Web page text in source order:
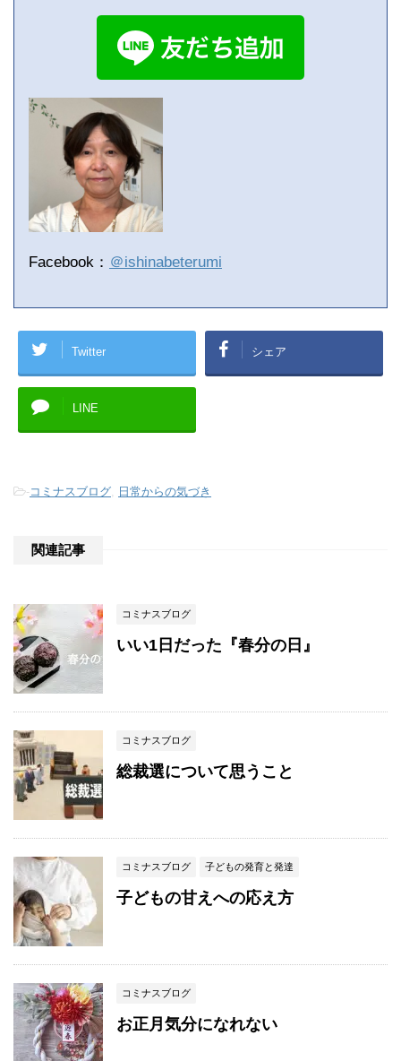
Facebook： ＠ishinabeterumi
Twitter シェア
LINE
-コミナスブログ 日常からの気づき
関連記事
コミナスブログ
いい1日だった『春分の日』
コミナスブログ
総裁選について思うこと
コミナスブログ 子どもの発育と発達
子どもの甘えへの応え方
コミナスブログ
お正月気分になれない